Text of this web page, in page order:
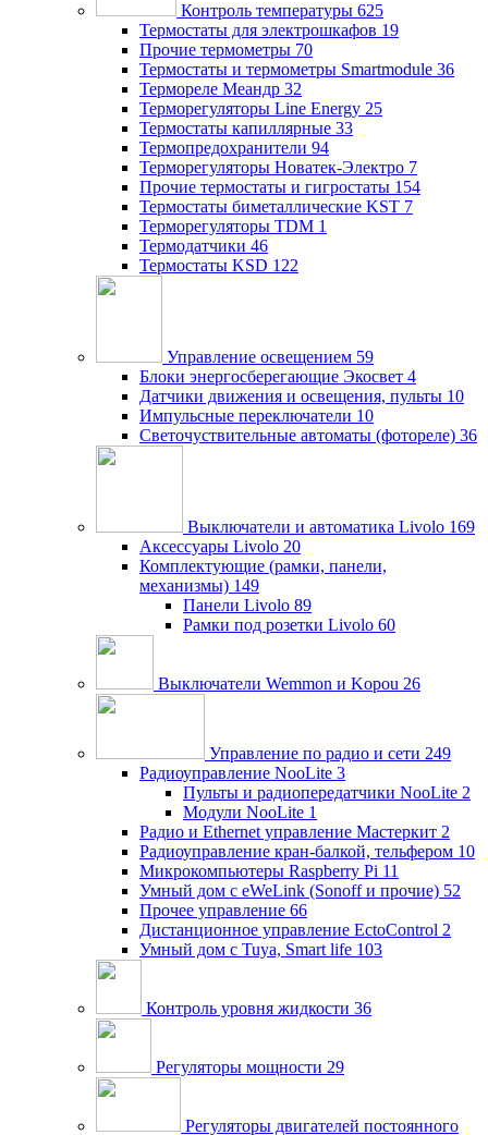
Контроль температуры 625
Термостаты для электрошкафов 19
Прочие термометры 70
Термостаты и термометры Smartmodule 36
Термореле Меандр 32
Терморегуляторы Line Energy 25
Термостаты капиллярные 33
Термопредохранители 94
Терморегуляторы Новатек-Электро 7
Прочие термостаты и гигростаты 154
Термостаты биметаллические KST 7
Терморегуляторы TDM 1
Термодатчики 46
Термостаты KSD 122
Управление освещением 59
Блоки энергосберегающие Экосвет 4
Датчики движения и освещения, пульты 10
Импульсные переключатели 10
Светочуствительные автоматы (фотореле) 36
Выключатели и автоматика Livolo 169
Аксессуары Livolo 20
Комплектующие (рамки, панели,
механизмы) 149
Панели Livolo 89
Рамки под розетки Livolo 60
Выключатели Wemmon и Kopou 26
Управление по радио и сети 249
Радиоуправление NooLite 3
Пульты и радиопередатчики NooLite 2
Модули NooLite 1
Радио и Ethernet управление Мастеркит 2
Радиоуправление кран-балкой, тельфером 10
Микрокомпьютеры Raspberry Pi 11
Умный дом c eWeLink (Sonoff и прочие) 52
Прочее управление 66
Дистанционное управление EctoControl 2
Умный дом с Tuya, Smart life 103
Контроль уровня жидкости 36
Регуляторы мощности 29
Регуляторы двигателей постоянного